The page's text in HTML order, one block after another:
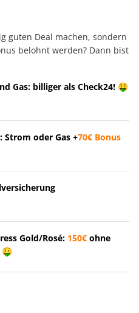
guten Deal machen, sondern
belohnt werden? Dann bist
Gas: billiger als Check24! 🤑
: Strom oder Gas +70€ Bonus
Gold/Rosé: 150€ ohne
🤑